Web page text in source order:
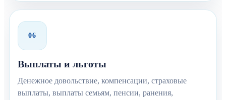
06
Выплаты и льготы
Денежное довольствие, компенсации, страховые
выплаты, выплаты семьям, пенсии, ранения,